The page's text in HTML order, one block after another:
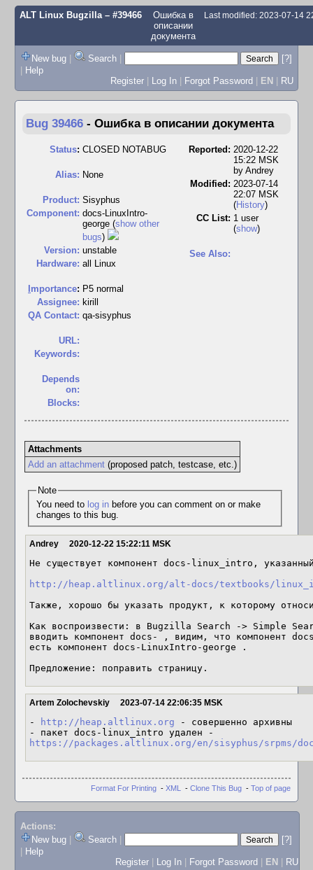
ALT Linux Bugzilla– #39466
Ошибка в
описании
документа
Last modified: 2023-07-14
New bug | Search |
[?]
| Help
Register | Log In | Forgot Password | EN | RU
Bug 39466 - Ошибка в описании документа
Status: CLOSED NOTABUG
Alias: None
Product: Sisyphus
Component: docs-LinuxIntro-
george (show other
bugs)
Version: unstable
Hardware: all Linux
mportance: P5 normal
Assignee: kirill
QA Contact: qa-sisyphus
URL:
Keywords:
Depends
on:
Blocks:
Reported: 2020-12-22
15:22 MSK
by Andrey
Modified: 2023-07-14
22:07 MSK
(History)
CC List: 1 user
(show)
See Also:
Attachments
Add an attachment(proposed patch, testcase, etc.)
Note
You need to log inbefore you can comment on or make
changes to this bug.
Andrey 2020-12-22 15:22:11 MSK
Не существует компонент docs-linux_intro,
http://heap.altlinux.org/alt-docs/textbooks/
Также, хорошо бы указать продукт, к которому
Как воспроизвести: в Bugzilla Search -> Simple
вводить компонент docs- , видим, что компонент
есть компонент docs-LinuxIntro-george .
Предложение: поправить страницу.
Artem Zolochevskiy 2023-07-14 22:06:35 MSK
- http://heap.altlinux.org - совершенно архивны
https://packages.altlinux.org/en/sisyphus/srpms/
Format For Printing - XML - Clone This Bug - Top of page
Actions:
New bug
Search
[?]
Help
Register
Log In Forgot Password EN RU